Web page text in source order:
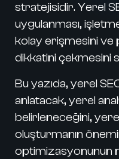
stratejisidir. Yerel
uygulanması,
kolay erişmesini
dikkatini çekmesini
Bu yazıda, yerel
anlatacak, yerel
belirleneceğini,
oluşturmanın
optimizasyonunun